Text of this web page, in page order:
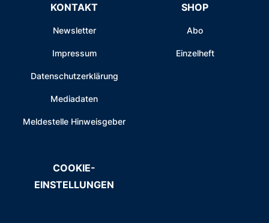
KONTAKT
Newsletter
Impressum
Datenschutzerklärung
Mediadaten
Meldestelle Hinweisgeber
SHOP
Abo
Einzelheft
COOKIE-
EINSTELLUNGEN